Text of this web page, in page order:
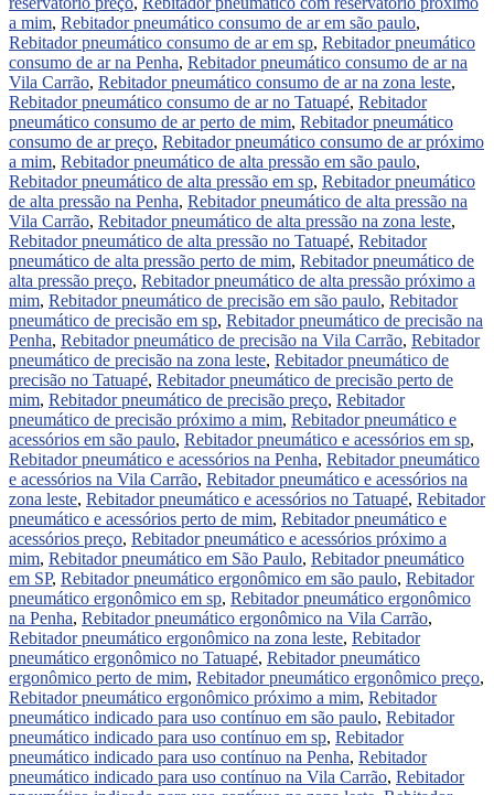
a mim, Rebitador pneumático consumo de ar em são paulo,
Rebitador pneumático consumo de ar em sp, Rebitador pneumático
consumo de ar na Penha, Rebitador pneumático consumo de ar na
Vila Carrão, Rebitador pneumático consumo de ar na zona leste,
Rebitador pneumático consumo de ar no Tatuapé, Rebitador
pneumático consumo de ar perto de mim, Rebitador pneumático
consumo de ar preço, Rebitador pneumático consumo de ar próximo
a mim, Rebitador pneumático de alta pressão em são paulo,
Rebitador pneumático de alta pressão em sp, Rebitador pneumático
de alta pressão na Penha, Rebitador pneumático de alta pressão na
Vila Carrão, Rebitador pneumático de alta pressão na zona leste,
Rebitador pneumático de alta pressão no Tatuapé, Rebitador
pneumático de alta pressão perto de mim, Rebitador pneumático de
alta pressão preço, Rebitador pneumático de alta pressão próximo a
mim, Rebitador pneumático de precisão em são paulo, Rebitador
pneumático de precisão em sp, Rebitador pneumático de precisão na
Penha, Rebitador pneumático de precisão na Vila Carrão, Rebitador
pneumático de precisão na zona leste, Rebitador pneumático de
precisão no Tatuapé, Rebitador pneumático de precisão perto de
mim, Rebitador pneumático de precisão preço, Rebitador
pneumático de precisão próximo a mim, Rebitador pneumático e
acessórios em são paulo, Rebitador pneumático e acessórios em sp,
Rebitador pneumático e acessórios na Penha, Rebitador pneumático
e acessórios na Vila Carrão, Rebitador pneumático e acessórios na
zona leste, Rebitador pneumático e acessórios no Tatuapé, Rebitador
pneumático e acessórios perto de mim, Rebitador pneumático e
acessórios preço, Rebitador pneumático e acessórios próximo a
mim, Rebitador pneumático em São Paulo, Rebitador pneumático
em SP, Rebitador pneumático ergonômico em são paulo, Rebitador
pneumático ergonômico em sp, Rebitador pneumático ergonômico
na Penha, Rebitador pneumático ergonômico na Vila Carrão,
Rebitador pneumático ergonômico na zona leste, Rebitador
pneumático ergonômico no Tatuapé, Rebitador pneumático
ergonômico perto de mim, Rebitador pneumático ergonômico preço,
Rebitador pneumático ergonômico próximo a mim, Rebitador
pneumático indicado para uso contínuo em são paulo, Rebitador
pneumático indicado para uso contínuo em sp, Rebitador
pneumático indicado para uso contínuo na Penha, Rebitador
pneumático indicado para uso contínuo na Vila Carrão, Rebitador